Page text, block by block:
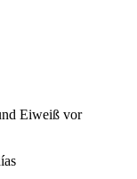
Eiweiß vor